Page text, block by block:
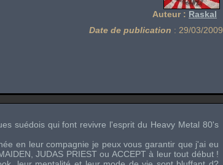
Auteur : Raskal
Date de publication : 29/03/2009
suédois qui font revivre l'esprit du Heavy Metal 80's
en leur compagnie je peux vous garantir que j'ai eu
JUDAS PRIEST ou ACCEPT à leur tout début !